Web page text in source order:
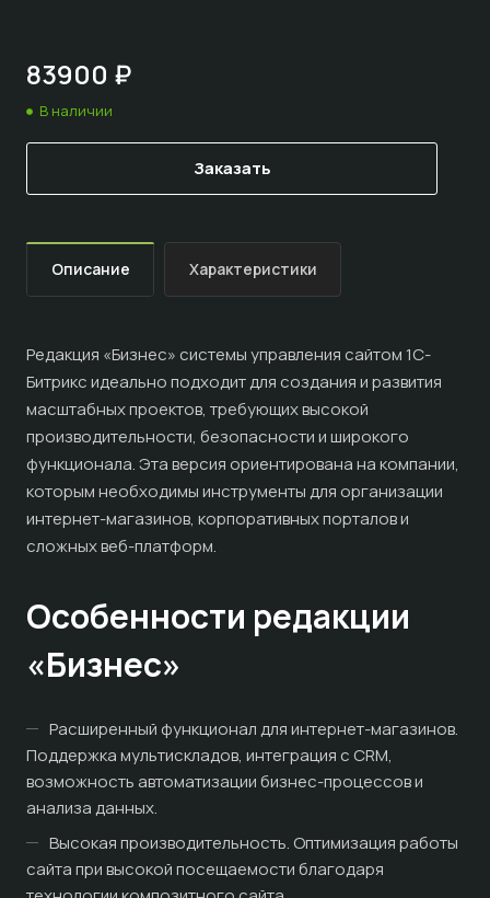
83900 ₽
В наличии
Заказать
Описание Характеристики
Редакция «Бизнес» системы управления сайтом 1С-
Битрикс идеально подходит для создания и развития
масштабных проектов, требующих высокой
производительности, безопасности и широкого
функционала. Эта версия ориентирована на компании,
которым необходимы инструменты для организации
интернет-магазинов, корпоративных порталов и
сложных веб-платформ.
Особенности редакции
«Бизнес»
Расширенный функционал для интернет-магазинов.
Поддержка мультискладов, интеграция с CRM,
возможность автоматизации бизнес-процессов и
анализа данных.
Высокая производительность. Оптимизация работы
сайта при высокой посещаемости благодаря